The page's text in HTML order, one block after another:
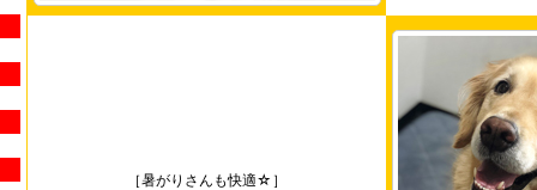
［暑がりさんも快適☆］